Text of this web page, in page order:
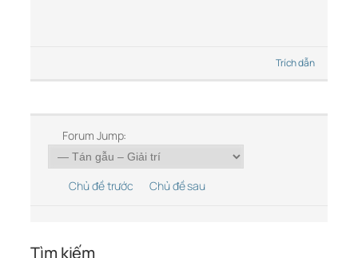
Trích dẫn
Forum Jump:
Chủ đề trước Chủ đề sau
Tìm kiếm